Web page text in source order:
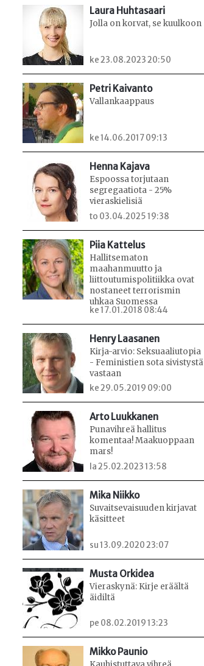
Laura Huhtasaari
Jolla on korvat, se kuulkoon
ke 23.08.2023 20:50
Petri Kaivanto
Vallankaappaus
ke 14.06.2017 09:13
Henna Kajava
Espoossa torjutaan
segregaatiota - 25%
vieraskielisiä
to 03.04.2025 19:38
Piia Kattelus
Hallitsematon
maahanmuutto ja
liittoutumispolitiikka ovat
nostaneet terrorismin
uhkaa Suomessa
ke 17.01.2018 08:44
Henry Laasanen
Kirja-arvio: Seksuaaliutopia
- Feministien sota sivistystä
vastaan
ke 29.05.2019 09:00
Arto Luukkanen
Punavihreä hallitus
komentaa! Maakuoppaan
mars!
la 25.02.2023 13:58
Mika Niikko
Suvaitsevaisuuden kirjavat
käsitteet
su 13.09.2020 23:07
Musta Orkidea
Vieraskynä: Kirje eräältä
äidiltä
pe 08.02.2019 13:23
Mikko Paunio